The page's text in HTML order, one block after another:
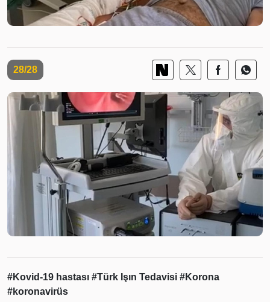
28/28
#Kovid-19 hastası #Türk Işın Tedavisi #Korona
#koronavirüs